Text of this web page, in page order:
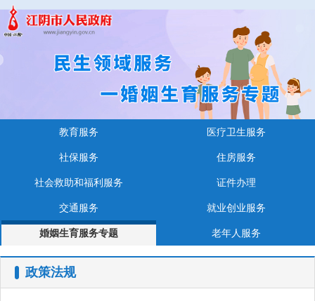
教育服务 医疗卫生服务
社保服务 住房服务
社会救助和福利服务 证件办理
交通服务 就业创业服务
婚姻生育服务专题 老年人服务
政策法规